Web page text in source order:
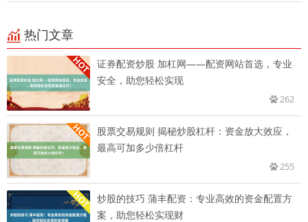
热门文章
证券配资炒股 加杠网——配资网站首选，专业
安全，助您轻松实现
262
股票交易规则 揭秘炒股杠杆：资金放大效应，
最高可加多少倍杠杆
255
炒股的技巧 蒲丰配资：专业高效的资金配置方
案，助您轻松实现财